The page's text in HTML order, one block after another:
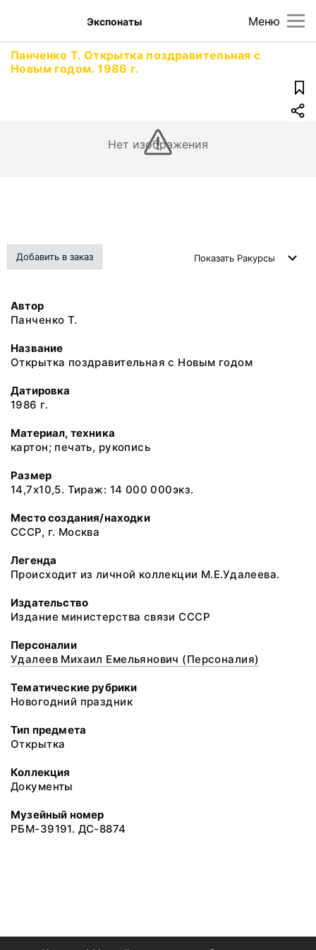
Меню
Экспонаты
Панченко Т. Открытка поздравительная с
Новым годом. 1986 г.
Нет изображения
Добавить в заказ Показать Ракурсы
Автор
Панченко Т.
Название
Открытка поздравительная с Новым годом
Датировка
1986 г.
Материал, техника
картон; печать, рукопись
Размер
14,7х10,5. Тираж: 14 000 000экз.
Место создания/находки
СССР, г. Москва
Легенда
Происходит из личной коллекции М.Е.Удалеева.
Издательство
Издание министерства связи СССР
Персоналии
Удалеев Михаил Емельянович (Персоналия)
Тематические рубрики
Новогодний праздник
Тип предмета
Открытка
Коллекция
Документы
Музейный номер
РБМ-39191. ДС-8874